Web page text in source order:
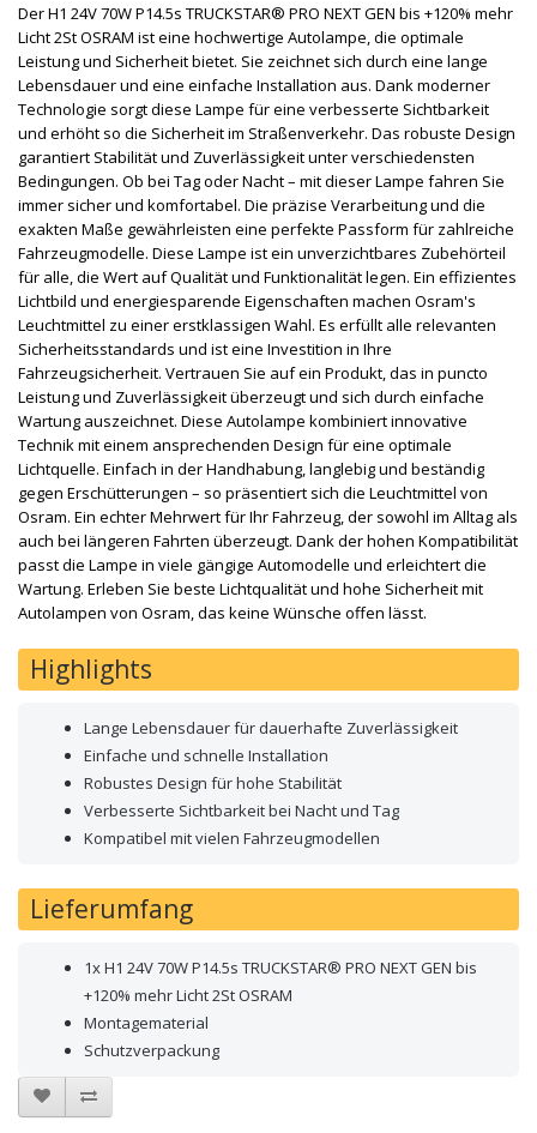
Der H1 24V 70W P14.5s TRUCKSTAR® PRO NEXT GEN bis +120% mehr
Licht 2St OSRAM ist eine hochwertige Autolampe, die optimale
Leistung und Sicherheit bietet. Sie zeichnet sich durch eine lange
Lebensdauer und eine einfache Installation aus. Dank moderner
Technologie sorgt diese Lampe für eine verbesserte Sichtbarkeit
und erhöht so die Sicherheit im Straßenverkehr. Das robuste Design
garantiert Stabilität und Zuverlässigkeit unter verschiedensten
Bedingungen. Ob bei Tag oder Nacht – mit dieser Lampe fahren Sie
immer sicher und komfortabel. Die präzise Verarbeitung und die
exakten Maße gewährleisten eine perfekte Passform für zahlreiche
Fahrzeugmodelle. Diese Lampe ist ein unverzichtbares Zubehörteil
für alle, die Wert auf Qualität und Funktionalität legen. Ein effizientes
Lichtbild und energiesparende Eigenschaften machen Osram's
Leuchtmittel zu einer erstklassigen Wahl. Es erfüllt alle relevanten
Sicherheitsstandards und ist eine Investition in Ihre
Fahrzeugsicherheit. Vertrauen Sie auf ein Produkt, das in puncto
Leistung und Zuverlässigkeit überzeugt und sich durch einfache
Wartung auszeichnet. Diese Autolampe kombiniert innovative
Technik mit einem ansprechenden Design für eine optimale
Lichtquelle. Einfach in der Handhabung, langlebig und beständig
gegen Erschütterungen – so präsentiert sich die Leuchtmittel von
Osram. Ein echter Mehrwert für Ihr Fahrzeug, der sowohl im Alltag als
auch bei längeren Fahrten überzeugt. Dank der hohen Kompatibilität
passt die Lampe in viele gängige Automodelle und erleichtert die
Wartung. Erleben Sie beste Lichtqualität und hohe Sicherheit mit
Autolampen von Osram, das keine Wünsche offen lässt.
Highlights
Lange Lebensdauer für dauerhafte Zuverlässigkeit
Einfache und schnelle Installation
Robustes Design für hohe Stabilität
Verbesserte Sichtbarkeit bei Nacht und Tag
Kompatibel mit vielen Fahrzeugmodellen
Lieferumfang
1x H1 24V 70W P14.5s TRUCKSTAR® PRO NEXT GEN bis
+120% mehr Licht 2St OSRAM
Montagematerial
Schutzverpackung